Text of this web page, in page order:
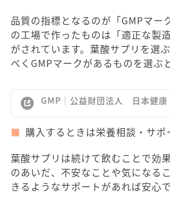
品質の指標となるのが「GMPマー
の工場で作ったものは「適正な製
がされています。葉酸サプリを選
べくGMPマークがあるものを選ぶ
GMP｜公益財団法人 日本健康
購入するときは栄養相談・サポ
葉酸サプリは続けて飲むことで効
のあいだ、不安なことや気になる
きるようなサポートがあれば安心で